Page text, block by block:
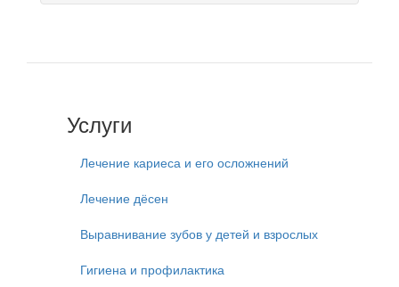
Услуги
Лечение кариеса и его осложнений
Лечение дёсен
Выравнивание зубов у детей и взрослых
Гигиена и профилактика